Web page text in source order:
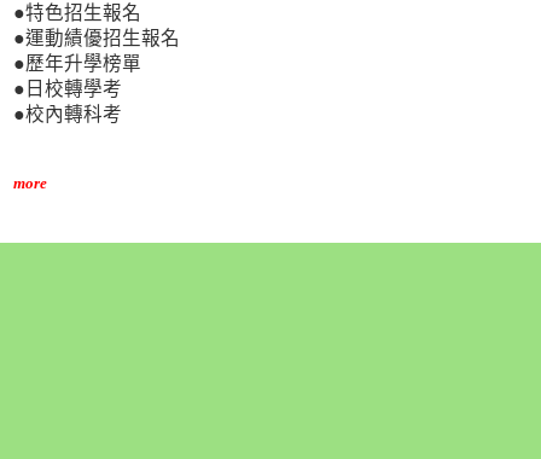
●特色招生報名
●運動績優招生報名
●歷年升學榜單
●日校轉學考
●校內轉科考
more